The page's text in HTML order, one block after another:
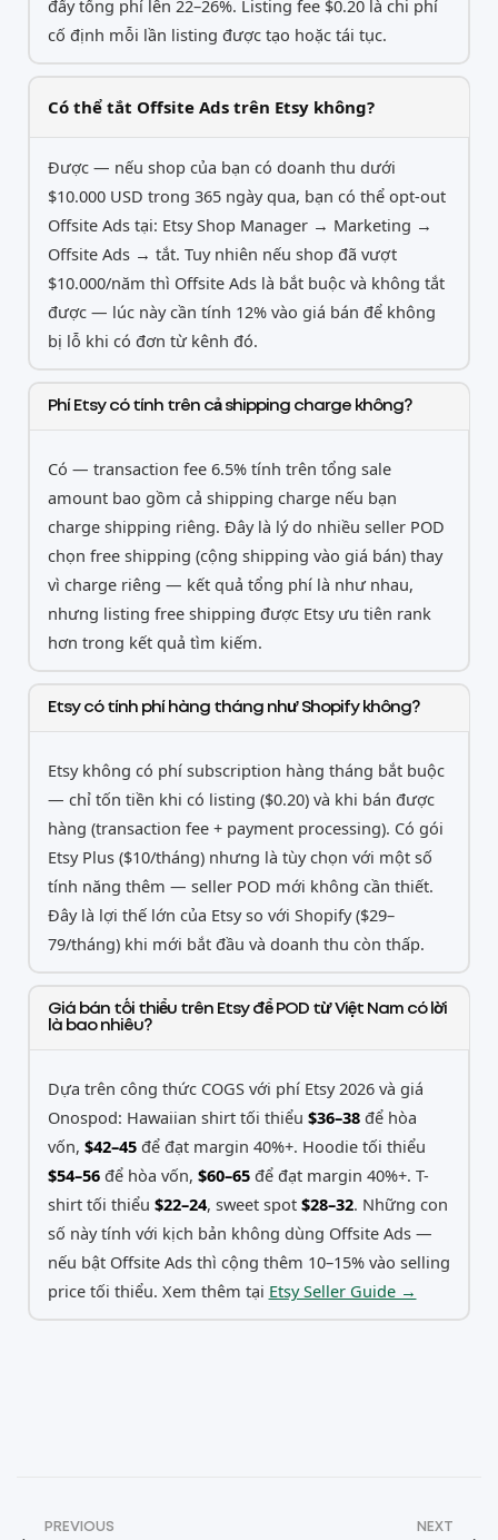
đẩy tổng phí lên 22–26%. Listing fee $0.20 là chi phí
cố định mỗi lần listing được tạo hoặc tái tục.
Có thể tắt Offsite Ads trên Etsy không?
Được — nếu shop của bạn có doanh thu dưới
$10.000 USD trong 365 ngày qua, bạn có thể opt-out
Offsite Ads tại: Etsy Shop Manager → Marketing →
Offsite Ads → tắt. Tuy nhiên nếu shop đã vượt
$10.000/năm thì Offsite Ads là bắt buộc và không tắt
được — lúc này cần tính 12% vào giá bán để không
bị lỗ khi có đơn từ kênh đó.
Phí Etsy có tính trên cả shipping charge không?
Có — transaction fee 6.5% tính trên tổng sale
amount bao gồm cả shipping charge nếu bạn
charge shipping riêng. Đây là lý do nhiều seller POD
chọn free shipping (cộng shipping vào giá bán) thay
vì charge riêng — kết quả tổng phí là như nhau,
nhưng listing free shipping được Etsy ưu tiên rank
hơn trong kết quả tìm kiếm.
Etsy có tính phí hàng tháng như Shopify không?
Etsy không có phí subscription hàng tháng bắt buộc
— chỉ tốn tiền khi có listing ($0.20) và khi bán được
hàng (transaction fee + payment processing). Có gói
Etsy Plus ($10/tháng) nhưng là tùy chọn với một số
tính năng thêm — seller POD mới không cần thiết.
Đây là lợi thế lớn của Etsy so với Shopify ($29–
79/tháng) khi mới bắt đầu và doanh thu còn thấp.
Giá bán tối thiểu trên Etsy để POD từ Việt Nam có lời
là bao nhiêu?
Dựa trên công thức COGS với phí Etsy 2026 và giá
Onospod: Hawaiian shirt tối thiểu $36–38để hòa
vốn, $42–45để đạt margin 40%+. Hoodie tối thiểu
$54–56để hòa vốn, $60–65để đạt margin 40%+. T-
shirt tối thiểu $22–24, sweet spot $28–32. Những con
số này tính với kịch bản không dùng Offsite Ads —
nếu bật Offsite Ads thì cộng thêm 10–15% vào selling
price tối thiểu. Xem thêm tại Etsy Seller Guide →
PREVIOUS NEXT